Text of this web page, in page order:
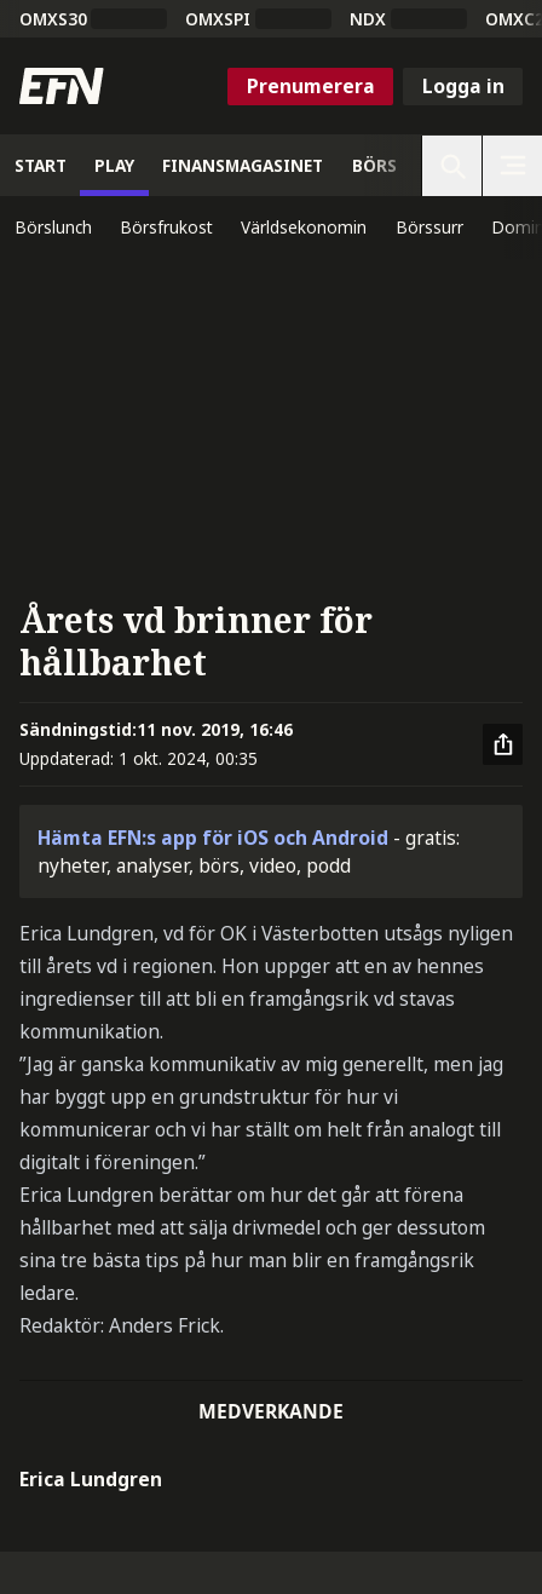
OMXS30 OMXSPI NDX
Prenumerera Logga in
START PLAY FINANSMAGASINET BÖRS
Börslunch Börsfrukost Världsekonomin Börssurr
Årets vd brinner för
hållbarhet
Sändningstid:11 nov. 2019, 16:46
Uppdaterad: 1 okt. 2024, 00:35
Hämta EFN:s app för iOS och Android - gratis:
nyheter, analyser, börs, video, podd
Erica Lundgren, vd för OK i Västerbotten utsågs nyligen
till årets vd i regionen. Hon uppger att en av hennes
ingredienser till att bli en framgångsrik vd stavas
kommunikation.
”Jag är ganska kommunikativ av mig generellt, men jag
har byggt upp en grundstruktur för hur vi
kommunicerar och vi har ställt om helt från analogt till
digitalt i föreningen.”
Erica Lundgren berättar om hur det går att förena
hållbarhet med att sälja drivmedel och ger dessutom
sina tre bästa tips på hur man blir en framgångsrik
ledare.
Redaktör: Anders Frick.
MEDVERKANDE
Erica Lundgren